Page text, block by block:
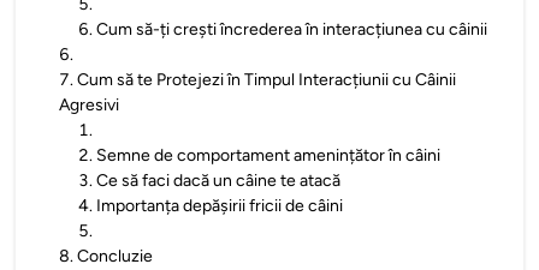
5.
6.Cum să-ți crești încrederea în interacțiunea cu câinii
6.
7.Cum să te Protejezi în Timpul Interacțiunii cu Câinii
Agresivi
1.
2. Semne de comportament amenințător în câini
3.Ce să faci dacă un câine te atacă
4. Importanța depășirii fricii de câini
5.
8.Concluzie